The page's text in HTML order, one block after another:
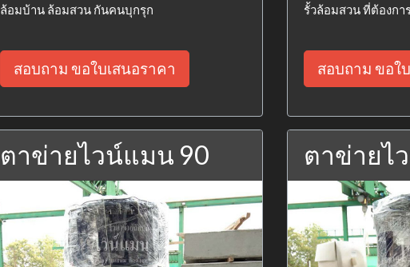
ล้อมบ้าน ล้อมสวน กันคนบุกรุก
สอบถาม ขอใบเสนอราคา
รั้วล้อมสวน ที่ต้องกา
สอบถาม ขอใ
ตาข่ายไวน์แมน 90 ตาข่ายไ